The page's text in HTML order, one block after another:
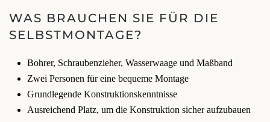
WAS BRAUCHEN SIE FÜR DIE
SELBSTMONTAGE?
Bohrer, Schraubenzieher, Wasserwaage und Maßband
Zwei Personen für eine bequeme Montage
Grundlegende Konstruktionskenntnisse
Ausreichend Platz, um die Konstruktion sicher aufzubauen